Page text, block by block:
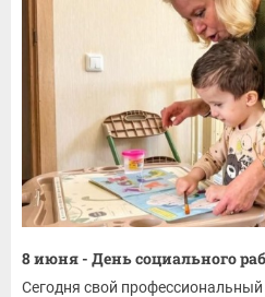
8 июня - День социального
Сегодня свой